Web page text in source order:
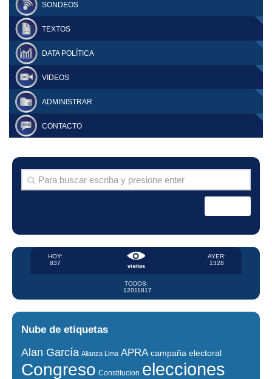
SONDEOS
TEXTOS
DATA POLÍTICA
VIDEOS
ADMINISTRAR
CONTACTO
visitas
HOY:
837
AYER:
1328
TODOS:
12011817
Nube de etiquetas
Alan García Alianza Lima APRA campaña electoral
Congreso Constitucion elecciones